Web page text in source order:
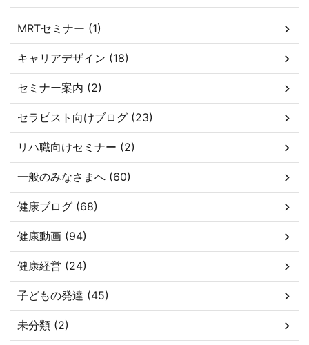
MRTセミナー (1)
キャリアデザイン (18)
セミナー案内 (2)
セラピスト向けブログ (23)
リハ職向けセミナー (2)
一般のみなさまへ (60)
健康ブログ (68)
健康動画 (94)
健康経営 (24)
子どもの発達 (45)
未分類 (2)